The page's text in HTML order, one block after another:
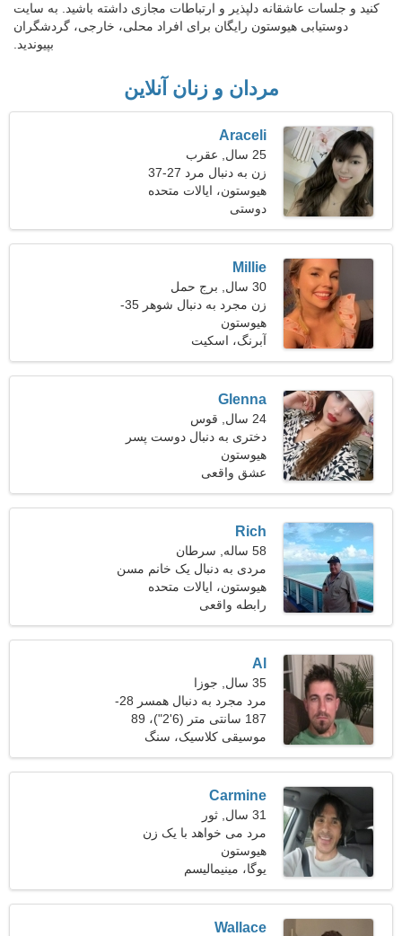
کنید و جلسات عاشقانه دلپذیر و ارتباطات مجازی داشته باشید. به سایت
دوستیابی هیوستون رایگان برای افراد محلی، خارجی، گردشگران
بپیوندید.
مردان و زنان آنلاین
Araceli
25 سال, عقرب
زن به دنبال مرد 27-37
هیوستون، ایالات متحده
آمریکا
دوستی
Millie
30 سال, برج حمل
زن مجرد به دنبال شوهر 35-
42
هیوستون
آبرنگ، اسکیت
Glenna
24 سال, قوس
دختری به دنبال دوست پسر
هیوستون
عشق واقعی
Rich
58 ساله, سرطان
مردی به دنبال یک خانم مسن
49-53
هیوستون، ایالات متحده
آمریکا
رابطه واقعی
Al
35 سال, جوزا
مرد مجرد به دنبال همسر 28-
31
187 سانتی متر (6'2")، 89
کیلوگرم (196 پوند)
موسیقی کلاسیک، سنگ
Carmine
31 سال, ثور
مرد می خواهد با یک زن
ملاقات کند
هیوستون
یوگا، مینیمالیسم
Wallace